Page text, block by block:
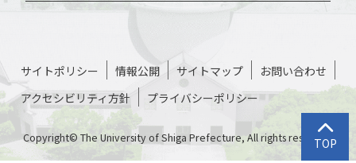
サイトポリシー 情報公開 サイトマップ
お問い合わせ
アクセシビリティ方針
プライバシーポリシー
Copyright© The University of Shiga Prefecture, All rights reserved.
トップ